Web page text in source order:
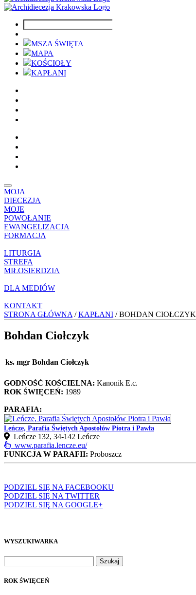
MSZA ŚWIĘTA
MAPA
KOŚCIOŁY
KAPŁANI
MOJA
DIECEZJA
MOJE
POWOŁANIE
EWANGELIZACJA
FORMACJA
LITURGIA
STREFA
MIŁOSIERDZIA
DLA MEDIÓW
KONTAKT
STRONA GŁÓWNA /KAPŁANI / BOHDAN CIOŁCZYK
Bohdan Ciołczyk
ks. mgr Bohdan Ciołczyk
GODNOŚĆ KOŚCIELNA: Kanonik E.c.
ROK ŚWIĘCEŃ: 1989
PARAFIA:
Leńcze, Parafia Świętych Apostołów Piotra i Pawła
Leńcze 132, 34-142 Leńcze
www.parafia.lencze.eu/
FUNKCJA W PARAFII: Proboszcz
PODZIEL SIĘ NA FACEBOOKU
PODZIEL SIĘ NA TWITTER
PODZIEL SIĘ NA GOOGLE+
WYSZUKIWARKA
ROK ŚWIĘCEŃ